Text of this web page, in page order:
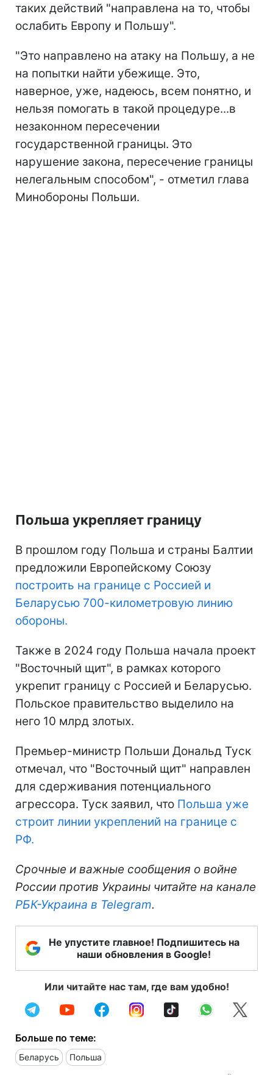
таких действий "направлена на то, чтобы
ослабить Европу и Польшу".
"Это направлено на атаку на Польшу, а не
на попытки найти убежище. Это,
наверное, уже, надеюсь, всем понятно, и
нельзя помогать в такой процедуре...в
незаконном пересечении
государственной границы. Это
нарушение закона, пересечение границы
нелегальным способом", - отметил глава
Минобороны Польши.
Польша укрепляет границу
В прошлом году Польша и страны Балтии
предложили Европейскому Союзу
построить на границе с Россией и
Беларусью 700-километровую линию
обороны.
Также в 2024 году Польша начала проект
"Восточный щит", в рамках которого
укрепит границу с Россией и Беларусью.
Польское правительство выделило на
него 10 млрд злотых.
Премьер-министр Польши Дональд Туск
отмечал, что "Восточный щит" направлен
для сдерживания потенциального
агрессора. Туск заявил, что Польша уже
строит линии укреплений на границе с
РФ.
Срочные и важные сообщения о войне
России против Украины читайте на канале
РБК-Украина в Telegram.
Не упустите главное! Подпишитесь на
наши обновления в Google!
Или читайте нас там, где вам удобно!
Больше по теме:
Беларусь Польша